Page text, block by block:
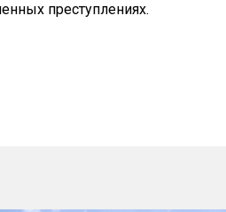
преступлениях.